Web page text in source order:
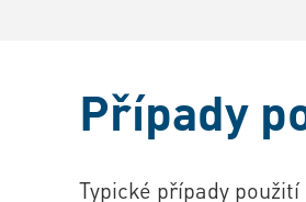
Případy
Typické případy